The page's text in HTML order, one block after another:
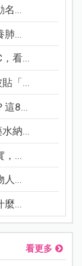
名...
肺...
看...
「...
這8...
納...
，...
人...
麼...
看更多